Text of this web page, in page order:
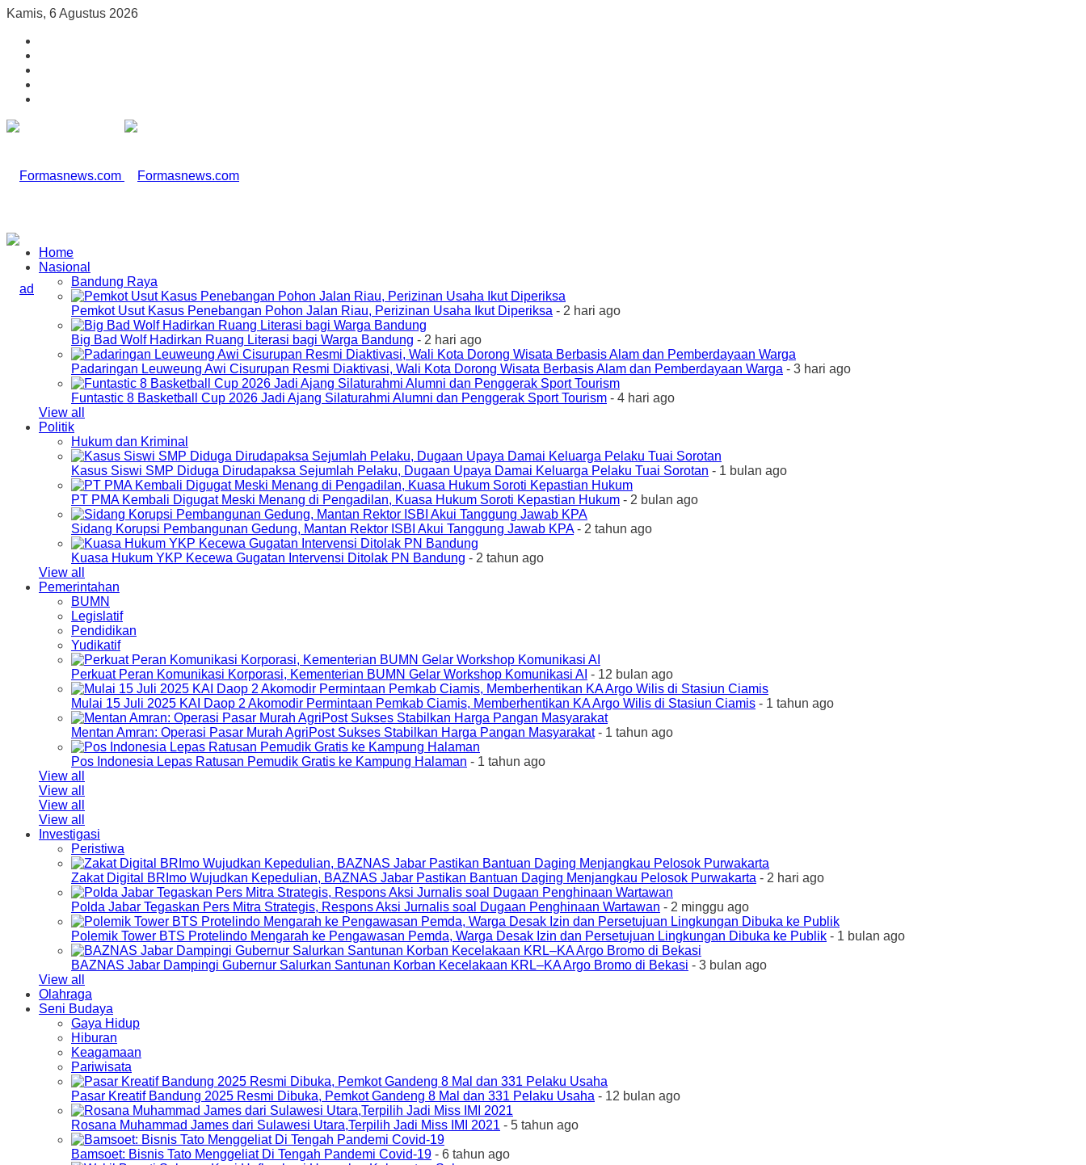
Kamis, 6 Agustus 2026
Home
Nasional
Bandung Raya
Pemkot Usut Kasus Penebangan Pohon Jalan Riau, Perizinan Usaha Ikut Diperiksa - 2 hari ago
Big Bad Wolf Hadirkan Ruang Literasi bagi Warga Bandung - 2 hari ago
Padaringan Leuweung Awi Cisurupan Resmi Diaktivasi, Wali Kota Dorong Wisata Berbasis Alam dan Pemberdayaan Warga - 3 hari ago
Funtastic 8 Basketball Cup 2026 Jadi Ajang Silaturahmi Alumni dan Penggerak Sport Tourism - 4 hari ago
View all
Politik
Hukum dan Kriminal
Kasus Siswi SMP Diduga Dirudapaksa Sejumlah Pelaku, Dugaan Upaya Damai Keluarga Pelaku Tuai Sorotan - 1 bulan ago
PT PMA Kembali Digugat Meski Menang di Pengadilan, Kuasa Hukum Soroti Kepastian Hukum - 2 bulan ago
Sidang Korupsi Pembangunan Gedung, Mantan Rektor ISBI Akui Tanggung Jawab KPA- 2 tahun ago
Kuasa Hukum YKP Kecewa Gugatan Intervensi Ditolak PN Bandung - 2 tahun ago
View all
Pemerintahan
BUMN
Legislatif
Pendidikan
Yudikatif
Perkuat Peran Komunikasi Korporasi, Kementerian BUMN Gelar Workshop Komunikasi AI - 12 bulan ago
Mulai 15 Juli 2025 KAI Daop 2 Akomodir Permintaan Pemkab Ciamis, Memberhentikan KA Argo Wilis di Stasiun Ciamis - 1 tahun ago
Mentan Amran: Operasi Pasar Murah AgriPost Sukses Stabilkan Harga Pangan Masyarakat- 1 tahun ago
Pos Indonesia Lepas Ratusan Pemudik Gratis ke Kampung Halaman - 1 tahun ago
View all
View all
View all
View all
Investigasi
Peristiwa
Zakat Digital BRImo Wujudkan Kepedulian, BAZNAS Jabar Pastikan Bantuan Daging Menjangkau Pelosok Purwakarta - 2 hari ago
Polda Jabar Tegaskan Pers Mitra Strategis, Respons Aksi Jurnalis soal Dugaan Penghinaan Wartawan - 2 minggu ago
Polemik Tower BTS Protelindo Mengarah ke Pengawasan Pemda, Warga Desak Izin dan Persetujuan Lingkungan Dibuka ke Publik - 1 bulan ago
BAZNAS Jabar Dampingi Gubernur Salurkan Santunan Korban Kecelakaan KRL–KA Argo Bromo di Bekasi - 3 bulan ago
View all
Olahraga
Seni Budaya
Gaya Hidup
Hiburan
Keagamaan
Pariwisata
Pasar Kreatif Bandung 2025 Resmi Dibuka, Pemkot Gandeng 8 Mal dan 331 Pelaku Usaha - 12 bulan ago
Rosana Muhammad James dari Sulawesi Utara,Terpilih Jadi Miss IMI 2021 - 5 tahun ago
Bamsoet: Bisnis Tato Menggeliat Di Tengah Pandemi Covid-19 - 6 tahun ago